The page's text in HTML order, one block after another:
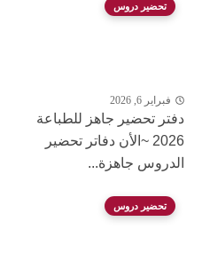
تحضير دروس
فبراير 6, 2026
دفتر تحضير جاهز للطباعة
2026 ~الأن دفاتر تحضير
الدروس جاهزة...
تحضير دروس